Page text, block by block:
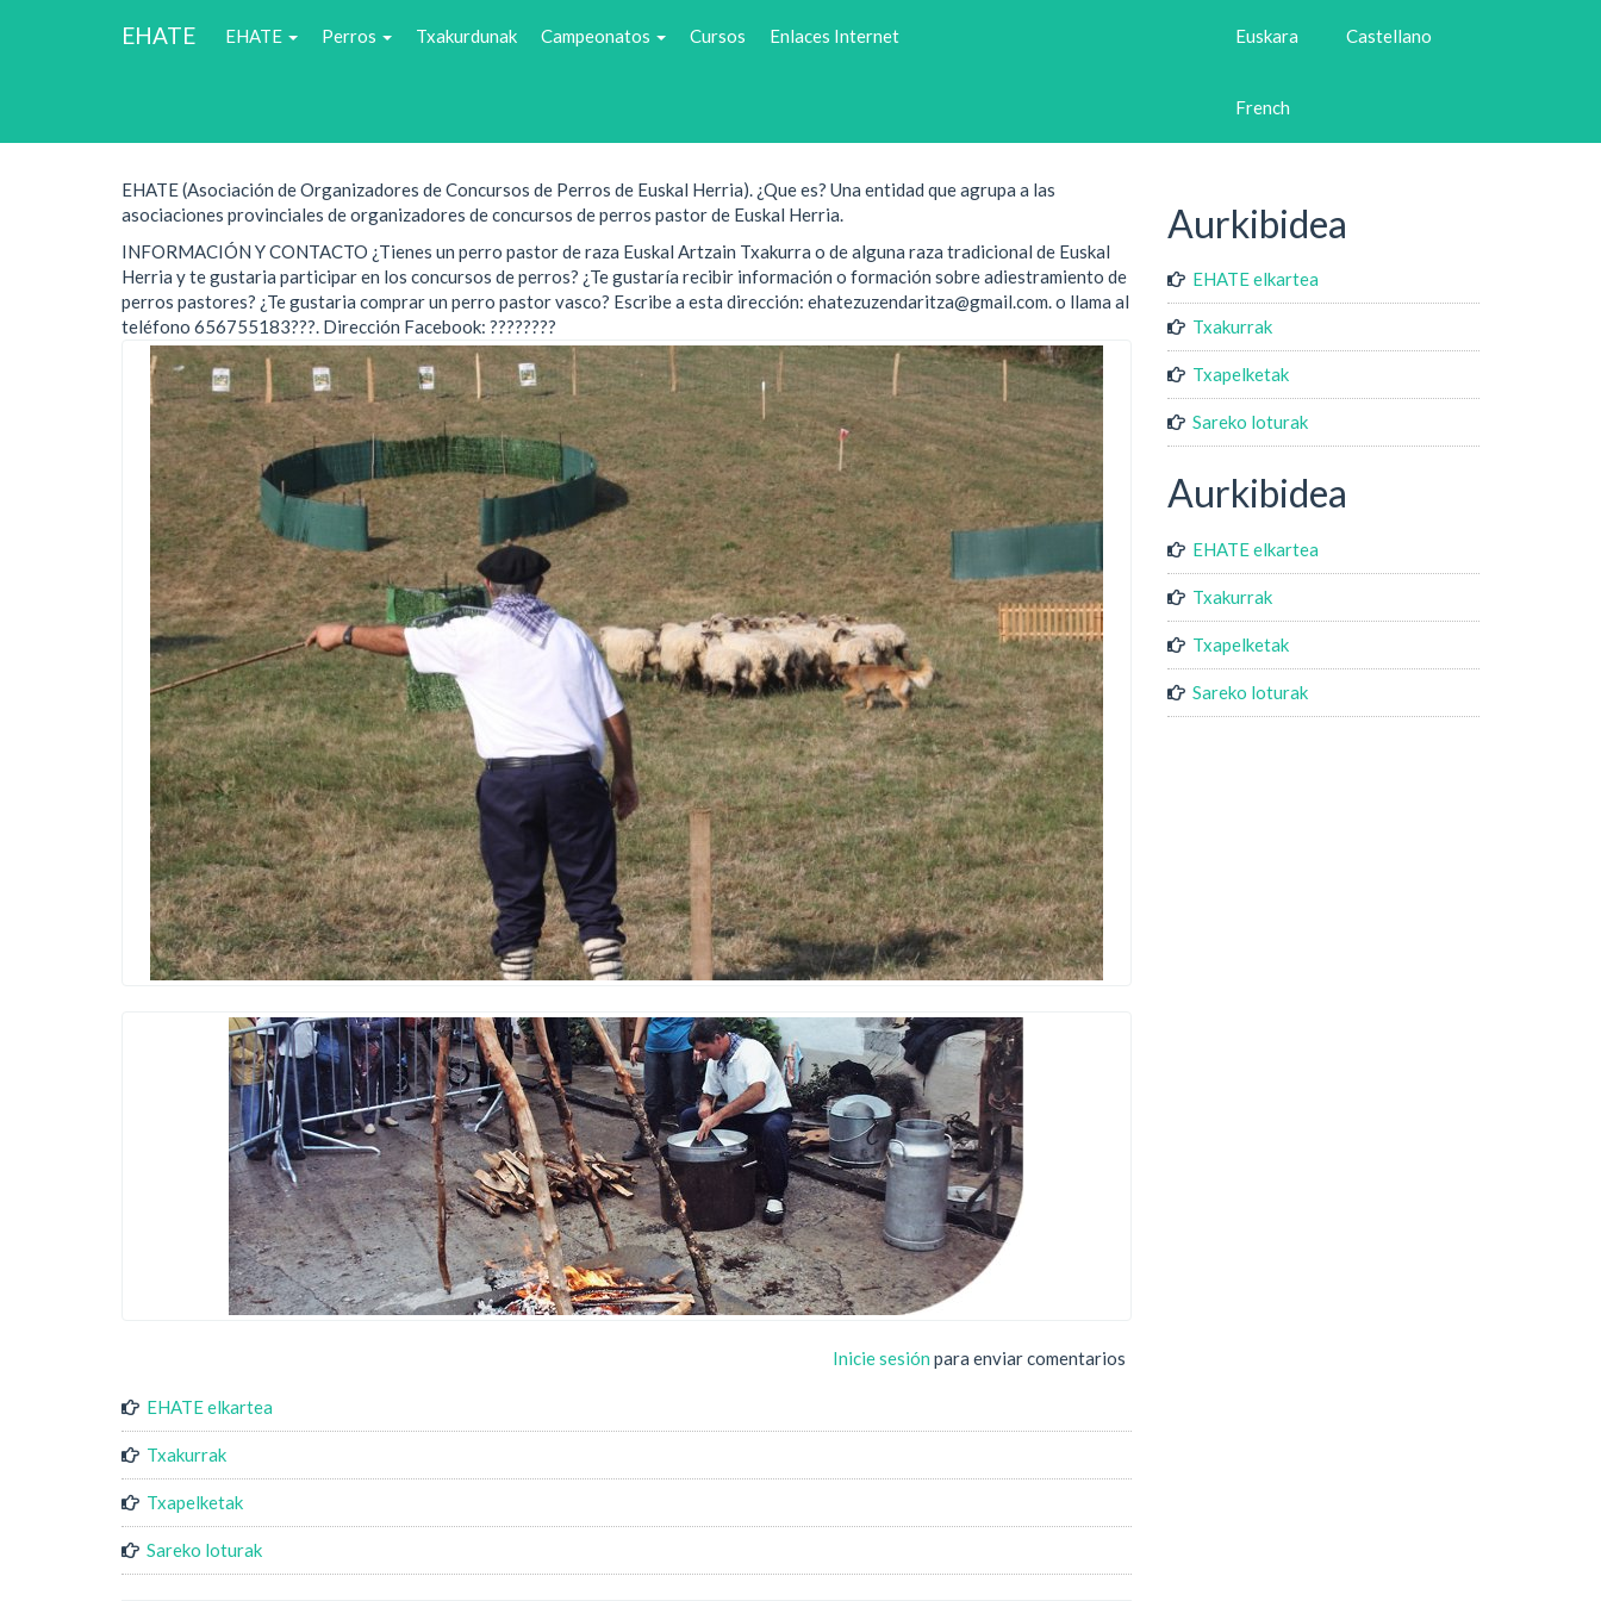
EHATE
Main
EHATE Perros Txakurdunak Campeonatos Cursos Enlaces Internet Euskara Castellano
French
EHATE (Asociación de Organizadores de Concursos de Perros de Euskal Herria). ¿Que es? Una entidad que agrupa a las
asociaciones provinciales de organizadores de concursos de perros pastor de Euskal Herria.
INFORMACIÓN Y CONTACTO ¿Tienes un perro pastor de raza Euskal Artzain Txakurra o de alguna raza tradicional de Euskal
Herria y te gustaria participar en los concursos de perros? ¿Te gustaría recibir información o formación sobre adiestramiento de
perros pastores? ¿Te gustaria comprar un perro pastor vasco? Escribe a esta dirección: ehatezuzendaritza@gmail.com. o llama al
teléfono 656755183???. Dirección Facebook: ????????
Inicie sesión para enviar comentarios
EHATE elkartea
Txakurrak
Txapelketak
Sareko loturak
Aurkibidea
EHATE elkartea
Txakurrak
Txapelketak
Sareko loturak
Aurkibidea
EHATE elkartea
Txakurrak
Txapelketak
Sareko loturak